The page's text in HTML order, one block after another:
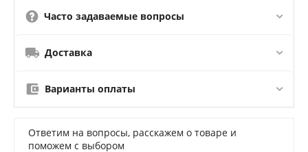
Часто задаваемые вопросы
Доставка
Варианты оплаты
Ответим на вопросы, расскажем о товаре и
поможем с выбором